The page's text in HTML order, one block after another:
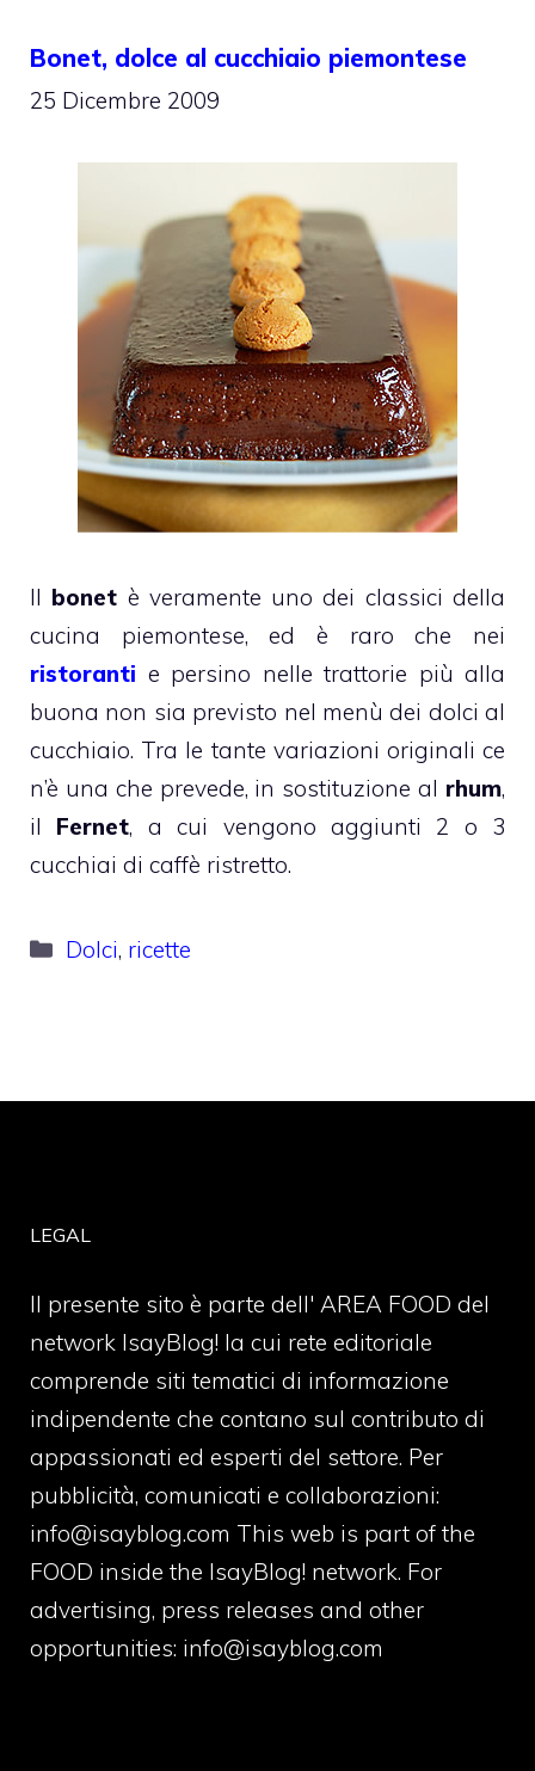
Bonet, dolce al cucchiaio piemontese
25 Dicembre 2009
Il bonet è veramente uno dei classici della
cucina piemontese, ed è raro che nei
ristoranti e persino nelle trattorie più alla
buona non sia previsto nel menù dei dolci al
cucchiaio. Tra le tante variazioni originali ce
n’è una che prevede, in sostituzione al rhum,
il Fernet, a cui vengono aggiunti 2 o 3
cucchiai di caffè ristretto.
Categorie
Dolci, ricette
LEGAL
Il presente sito è parte dell' AREA FOOD del
network IsayBlog! la cui rete editoriale
comprende siti tematici di informazione
indipendente che contano sul contributo di
appassionati ed esperti del settore. Per
pubblicità, comunicati e collaborazioni:
info@isayblog.com This web is part of the
FOOD inside the IsayBlog! network. For
advertising, press releases and other
opportunities: info@isayblog.com